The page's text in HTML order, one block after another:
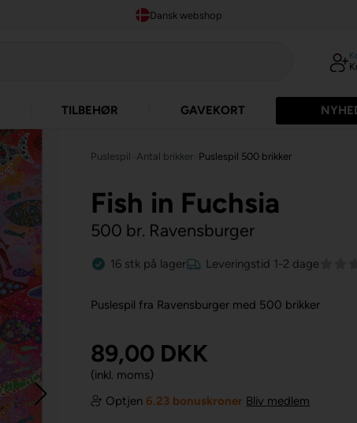
Dansk webshop
TILBEHØR GAVEKORT
Puslespil Antal brikker Puslespil 500 brikker
Fish in Fuchsia
500 br. Ravensburger
16 stk på lager Leveringstid 1-2 dage
Puslespil fra Ravensburger med 500 brikker
89,00 DKK
(inkl. moms)
Optjen 6.23 bonuskroner Bliv medlem